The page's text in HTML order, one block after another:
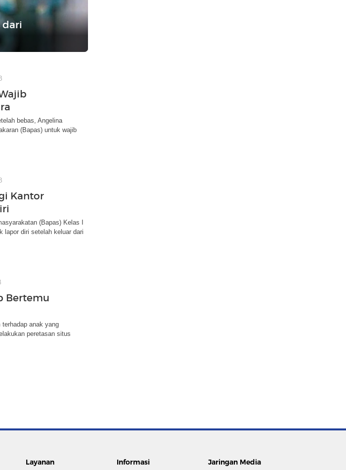
dari
bebas, Angelina
(Bapas) untuk wajib
Kantor
(Bapas) Kelas I
lapor diri setelah keluar dari
Bertemu
anak yang
peretasan situs
Layanan Informasi Jaringan Media